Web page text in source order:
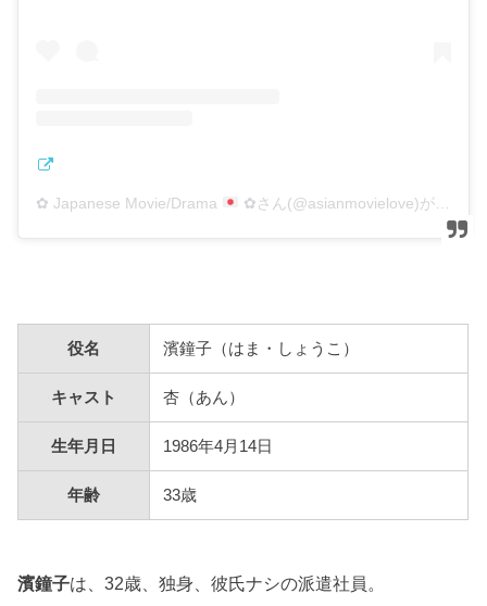
✿ Japanese Movie/Drama ✿さん(@asianmovielove)がシェアした投稿
役名 濱鐘子（はま・しょうこ）
キャスト 杏（あん）
生年月日 1986年4月14日
年齢 33歳
濱鐘子は、32歳、独身、彼氏ナシの派遣社員。